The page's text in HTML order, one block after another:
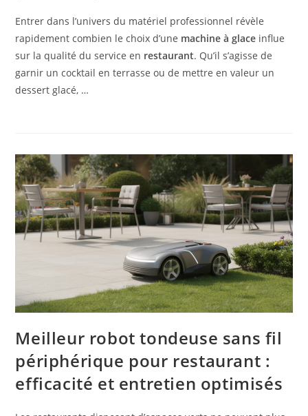
Entrer dans l’univers du matériel professionnel révèle
rapidement combien le choix d’une machine à glace influe
sur la qualité du service en restaurant. Qu’il s’agisse de
garnir un cocktail en terrasse ou de mettre en valeur un
dessert glacé, …
Meilleur robot tondeuse sans fil
périphérique pour restaurant :
efficacité et entretien optimisés